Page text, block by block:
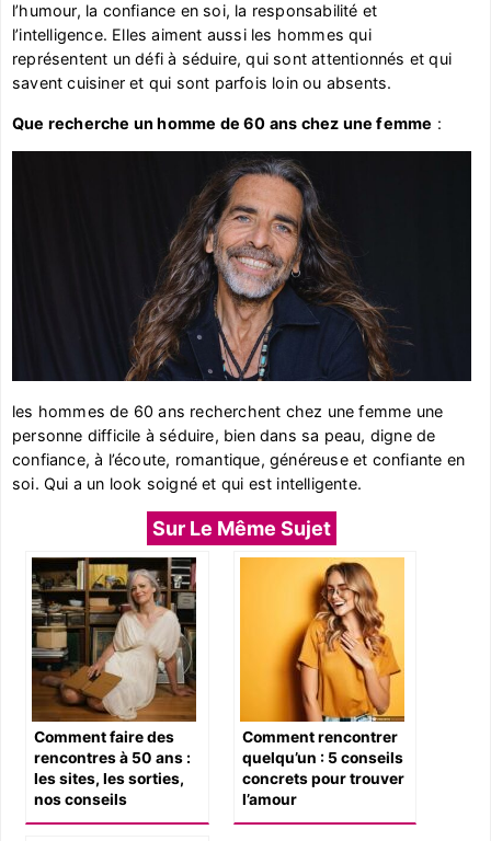
l’humour, la confiance en soi, la responsabilité et
l’intelligence. Elles aiment aussi les hommes qui
représentent un défi à séduire, qui sont attentionnés et qui
savent cuisiner et qui sont parfois loin ou absents.
Que recherche un homme de 60 ans chez une femme :
les hommes de 60 ans recherchent chez une femme une
personne difficile à séduire, bien dans sa peau, digne de
confiance, à l’écoute, romantique, généreuse et confiante en
soi. Qui a un look soigné et qui est intelligente.
Sur Le Même Sujet
Comment faire des
rencontres à 50 ans :
les sites, les sorties,
nos conseils
Comment rencontrer
quelqu’un : 5 conseils
concrets pour trouver
l’amour